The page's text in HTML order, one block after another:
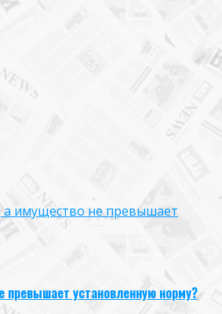
а имущество не превышает
установленную норму?